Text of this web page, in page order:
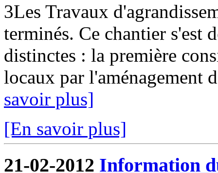
3Les Travaux
terminés. Ce chantier s'est
distinctes : la première
locaux par l'aménagement
savoir plus]
[En savoir plus]
21-02-2012 Information